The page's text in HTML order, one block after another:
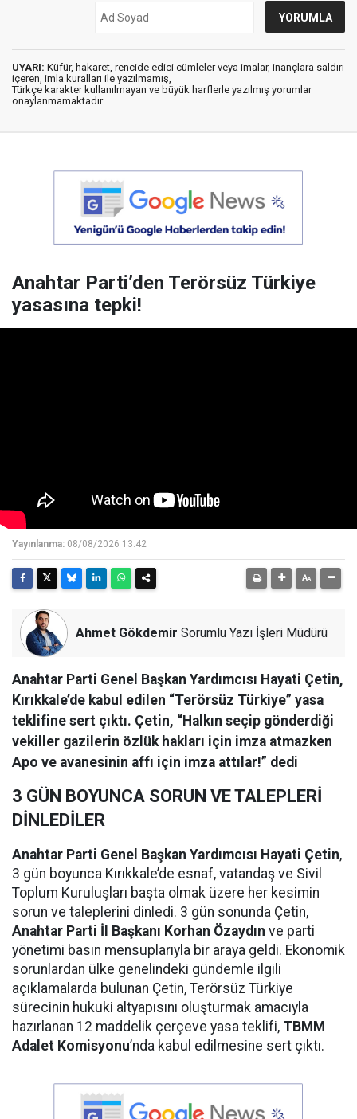
UYARI: Küfür, hakaret, rencide edici cümleler veya imalar, inançlara saldırı
içeren, imla kuralları ile yazılmamış,
Türkçe karakter kullanılmayan ve büyük harflerle yazılmış yorumlar
onaylanmamaktadır.
Anahtar Parti’den Terörsüz Türkiye
yasasına tepki!
Yayınlanma: 08/08/2026 13:42
Ahmet Gökdemir Sorumlu Yazı İşleri Müdürü
Anahtar Parti Genel Başkan Yardımcısı Hayati Çetin,
Kırıkkale’de kabul edilen “Terörsüz Türkiye” yasa
teklifine sert çıktı. Çetin, “Halkın seçip gönderdiği
vekiller gazilerin özlük hakları için imza atmazken
Apo ve avanesinin affı için imza attılar!” dedi
3 GÜN BOYUNCA SORUN VE TALEPLERİ
DİNLEDİLER
Anahtar Parti Genel Başkan Yardımcısı Hayati Çetin,
3 gün boyunca Kırıkkale’de esnaf, vatandaş ve Sivil
Toplum Kuruluşları başta olmak üzere her kesimin
sorun ve taleplerini dinledi. 3 gün sonunda Çetin,
Anahtar Parti İl Başkanı Korhan Özaydın ve parti
yönetimi basın mensuplarıyla bir araya geldi. Ekonomik
sorunlardan ülke genelindeki gündemle ilgili
açıklamalarda bulunan Çetin, Terörsüz Türkiye
sürecinin hukuki altyapısını oluşturmak amacıyla
hazırlanan 12 maddelik çerçeve yasa teklifi, TBMM
Adalet Komisyonu’nda kabul edilmesine sert çıktı.